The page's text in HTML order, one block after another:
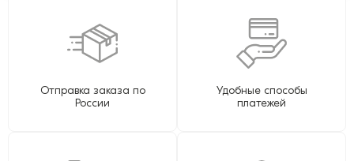
Отправка заказа по
России
Удобные способы
платежей